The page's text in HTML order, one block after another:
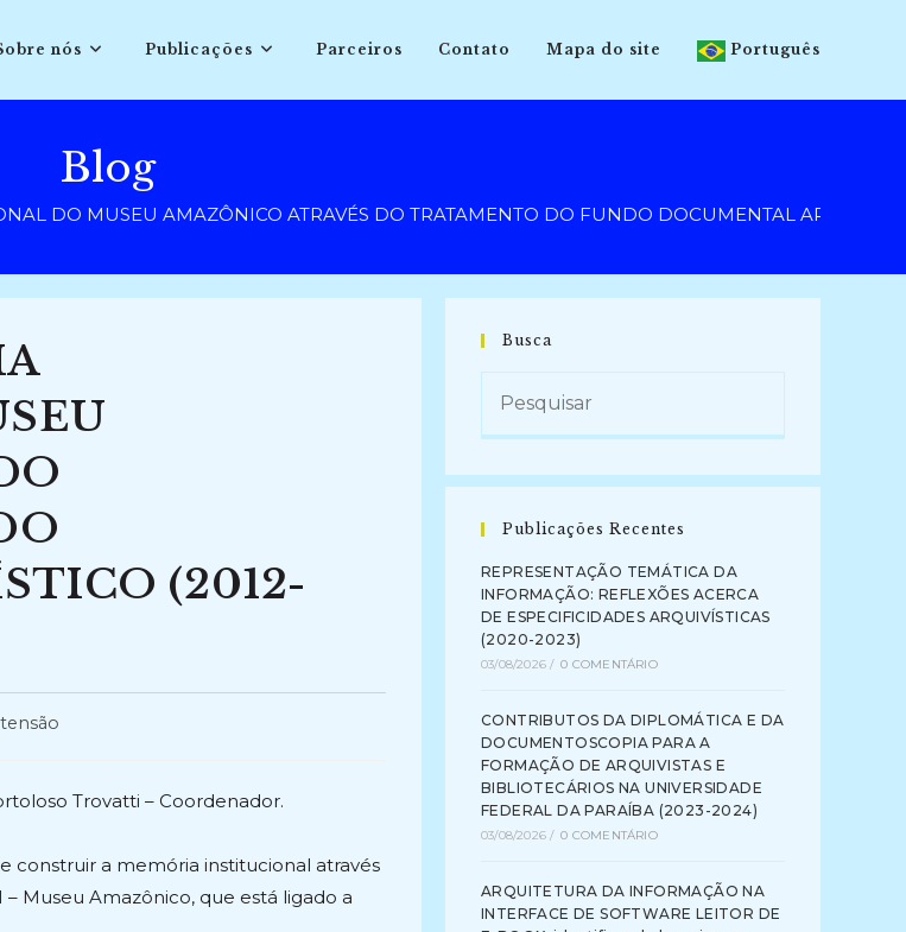
nós Publicações Parceiros Contato Mapa do site Português
Blog
DO MUSEU AMAZÔNICO ATRAVÉS DO TRATAMENTO DO FUNDO DOCUMENTAL
(2012-
Trovatti – Coordenador.
construir a memória institucional através
Museu Amazônico, que está ligado a
Busca
Publicações Recentes
REPRESENTAÇÃO TEMÁTICA DA
INFORMAÇÃO: REFLEXÕES ACERCA
DE ESPECIFICIDADES ARQUIVÍSTICAS
(2020-2023)
03/08/2026 / 0 COMENTÁRIO
CONTRIBUTOS DA DIPLOMÁTICA E DA
DOCUMENTOSCOPIA PARA A
FORMAÇÃO DE ARQUIVISTAS E
BIBLIOTECÁRIOS NA UNIVERSIDADE
FEDERAL DA PARAÍBA (2023-2024)
03/08/2026 / 0 COMENTÁRIO
ARQUITETURA DA INFORMAÇÃO NA
INTERFACE DE SOFTWARE LEITOR DE